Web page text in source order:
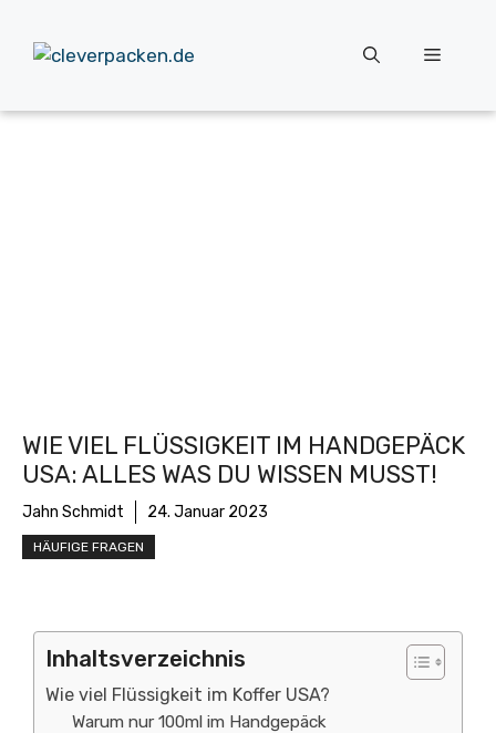
Inhalt
springen
Menü
WIE VIEL FLÜSSIGKEIT IM HANDGEPÄCK
USA: ALLES WAS DU WISSEN MUSST!
Jahn Schmidt 24. Januar 2023
HÄUFIGE FRAGEN
Inhaltsverzeichnis
Wie viel Flüssigkeit im Koffer USA?
Warum nur 100ml im Handgepäck